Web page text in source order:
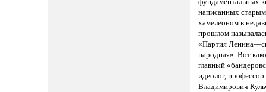
написанных старым
хамелеоном в
прошлом
«Партия
народная». Вот
главный
идеолог,
Владимирович